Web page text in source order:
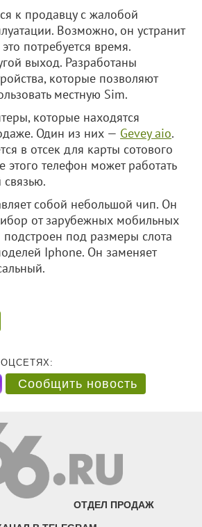
к продавцу с жалобой
Возможно, он устранит
потребуется время.
выход. Разработаны
которые позволяют
местную Sim.
которые находятся
Один из них — Gevey aio.
в отсек для карты сотового
этого телефон может работать
собой небольшой чип. Он
от зарубежных мобильных
под размеры слота
Iphonе. Он заменяет
Сообщить новость
ОТДЕЛ ПРОДАЖ